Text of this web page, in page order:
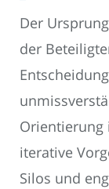
Der
der
Orientierung
iterative
Silos und